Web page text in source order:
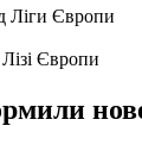
Європи